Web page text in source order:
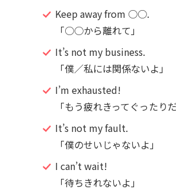
Keep away from ○○.
「○○から離れて」
It’s not my business.
「僕／私には関係ないよ」
I’m exhausted!
「もう疲れきってぐったりだ
It’s not my fault.
「僕のせいじゃないよ」
I can’t wait!
「待ちきれないよ」